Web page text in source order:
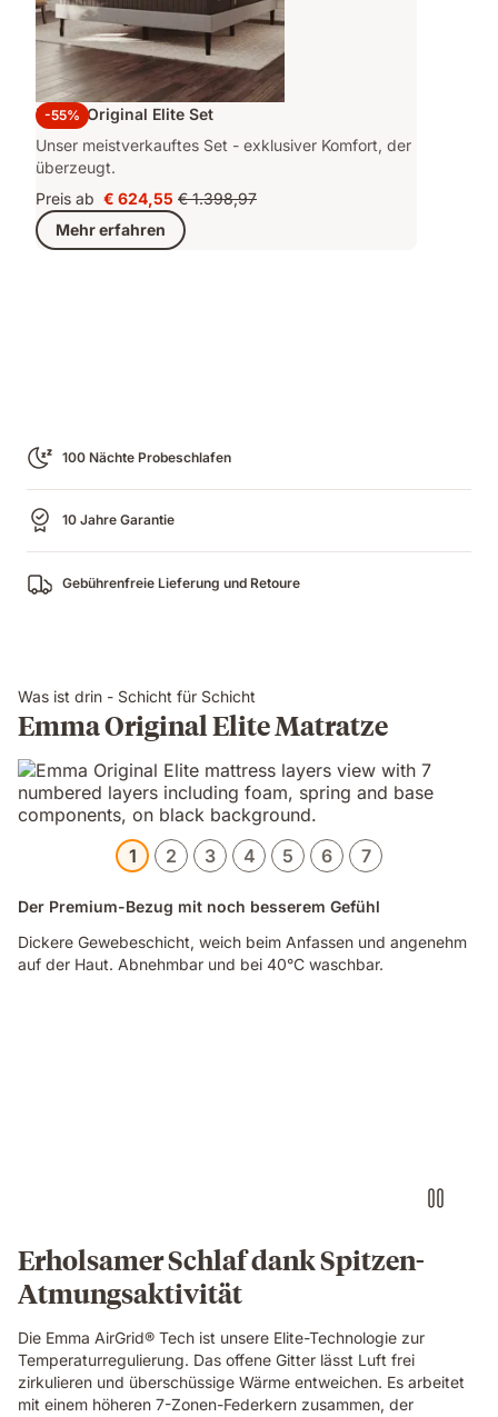
-55%
Emma Original Elite Set
Unser meistverkauftes Set - exklusiver Komfort, der
überzeugt.
Preis ab Preis
€ 624,55
€ 624,55 Ursprünglicher
Preis
€ 1.398,97
€ 1.398,97
Mehr erfahren
100 Nächte Probeschlafen
10 Jahre Garantie
Gebührenfreie Lieferung und Retoure
Was ist drin - Schicht für Schicht
Emma Original Elite Matratze
1 2 3 4 5 6 7
Der Premium-Bezug mit noch besserem Gefühl
Dickere Gewebeschicht, weich beim Anfassen und angenehm
auf der Haut. Abnehmbar und bei 40°C waschbar.
the
Emma
Original
Elite
mattress,
showing
its
Erholsamer Schlaf dank Spitzen-
Atmungsaktivität
Die Emma AirGrid® Tech ist unsere Elite-Technologie zur
Temperaturregulierung. Das offene Gitter lässt Luft frei
zirkulieren und überschüssige Wärme entweichen. Es arbeitet
mit einem höheren 7-Zonen-Federkern zusammen, der